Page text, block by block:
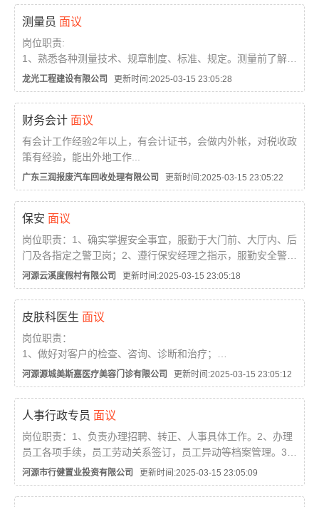
测量员 面议
岗位职责:
1、熟悉各种测量技术、规章制度、标准、规定。测量前了解设
计意图，理解和校核图纸，了解施工部署，参与制定测量放线
方案。
2、负责各项测量闭合、标高、坐标、定位、放线、角度、引线
的原始数据，资料...
龙光工程建设有限公司 更新时间:2025-03-15 23:05:28
财务会计 面议
有会计工作经验2年以上，有会计证书，会做内外帐，对税收政
策有经验，能出外地工作...
广东三润报废汽车回收处理有限公司 更新时间:2025-03-15 23:05:22
保安 面议
岗位职责：1、确实掌握安全事宜，服勤于大门前、大厅内、后
门及各指定之警卫岗；2、遵行保安经理之指示，服勤安全警卫
勤务，确保财产与顾客安全。任职资格：1、18—30周岁，身
高170CM以上，身体健康，容貌端正；2、熟悉安全制度及安
全器...
河源云溪度假村有限公司 更新时间:2025-03-15 23:05:18
皮肤科医生 面议
岗位职责：
1、做好对客户的检查、咨询、诊断和治疗；
2、严格按照本科室各项规章制度和工作流程操作，防止业务差
错；
3、做好与顾客的良好沟通，与现场咨询做好营销与治疗工作；
4、妥善使用和保管美容设备、器材，保证其使用质...
河源源城美斯嘉医疗美容门诊有限公司 更新时间:2025-03-15 23:05:12
人事行政专员 面议
岗位职责：1、负责办理招聘、转正、人事具体工作。2、办理
员工各项手续，员工劳动关系签订，员工异动等档案管理。3、
负责员工考勤考核。4、行政物资保管与发放，办公固定资产管
理，办公家具、设备设施维护、报修等。5、参与公...
河源市行健置业投资有限公司 更新时间:2025-03-15 23:05:09